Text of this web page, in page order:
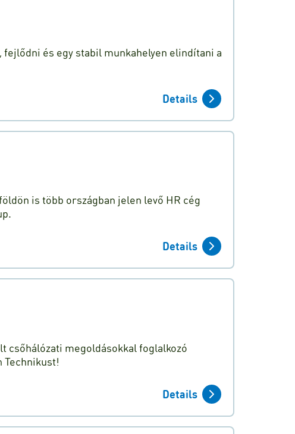
és egy stabil munkahelyen elindítani a
Details
is több országban jelen levő HR cég
Details
csőhálózati megoldásokkal foglalkozó
Technikust!
Details